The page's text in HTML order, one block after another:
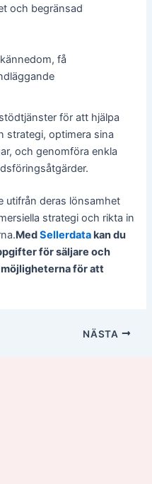
och begränsad
få
för att hjälpa
strategi, optimera sina
och genomföra enkla
utifrån deras lönsamhet
strategi och rikta in
MedSellerdatakan du
för säljare och
för att
NÄSTA